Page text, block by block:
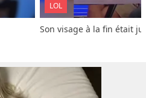
LOL
Son visage à la fin était